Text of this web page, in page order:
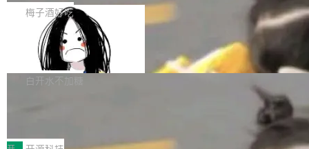
成内容的百科平台，被马斯克视为传统众包百科网站维基百科的替
代方案。Lawfare 调查发现，无论热门页面还是低关注度页面，均
未出现近期更新，相关问题并非局限于特定领域，而是在不同主题
和访问量页面中普遍存在。 调查人员最初认为，Grokipedia可能只
是限...
sageSource 的 Bean、写 ReloadableResourceBundleMessage
Source、声明 LocaleResolver、注册 LocaleChangeIntercepto
r…五六步之后才能看到第一行翻译文本。 Solon 换了个方式。整
个 i18n 模块围绕三个解析器、一个注解、一个工具类展开——没
有 XML、没有拦截器注册、没有样板配置。 资源文件的约定 把文
件放到 resources/i18n/ 下： resources/i18n/messages.properti
梅子酒好吃
Apache Doris 4.1 全面增强 Iceberg：支持 UPDAT
E、MERGE INTO 与 Iceberg V3
Apache Doris 4.1 要补齐的，正是缺失的那一半。在已有查询能力
的基础上，Doris 进一步支持了 UPDATE、DELETE、MERGE IN
TO 等数据修改操作、完整的表结构管理与分区演进，以及 rewrite
_data_files、expire_snapshots 等日常维护操作，并完整支持 Ice
白开水不加糖
7月30日，TiD2026质量竞争力大会在北京中关村国家自主创新示
范区会议中心开幕。本届大会由中关村智联软件服务业质量创新联